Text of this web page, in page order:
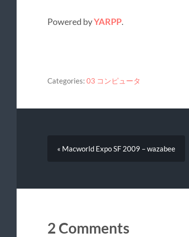
Powered byYARPP.
Categories: 03 コンピュータ
« Macworld Expo SF 2009 – wazabee
2 Comments